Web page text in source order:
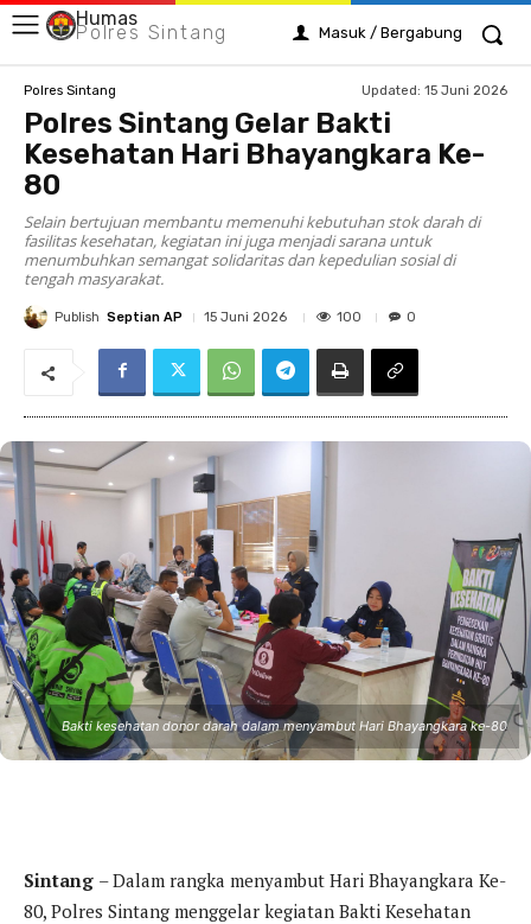
Humas
Polres Sintang Masuk / Bergabung
Polres Sintang Updated: 15 Juni 2026
Polres Sintang Gelar Bakti
Kesehatan Hari Bhayangkara Ke-
80
Selain bertujuan membantu memenuhi kebutuhan stok darah di
fasilitas kesehatan, kegiatan ini juga menjadi sarana untuk
menumbuhkan semangat solidaritas dan kepedulian sosial di
tengah masyarakat.
Publish Septian AP 15 Juni 2026 100 0
Bakti kesehatan donor darah dalam menyambut Hari Bhayangkara ke-80
Sintang – Dalam rangka menyambut Hari Bhayangkara Ke-
80, Polres Sintang menggelar kegiatan Bakti Kesehatan